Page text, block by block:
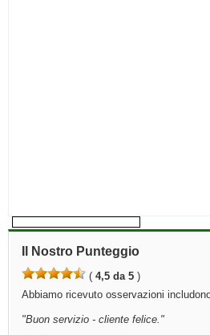
Il Nostro Punteggio
( 4,5 da 5 )
Abbiamo ricevuto osservazioni
"Buon servizio - cliente felice. "